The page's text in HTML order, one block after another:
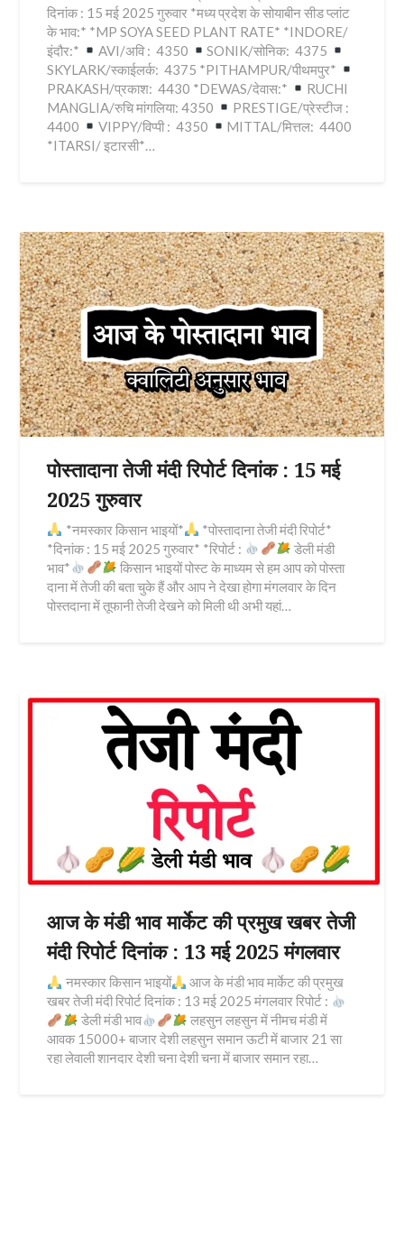
दिनांक : 15 मई 2025 गुरुवार *मध्य प्रदेश के सोयाबीन सीड प्लांट
के भाव:* *MP SOYA SEED PLANT RATE* *INDORE/
इंदौर:*
AVI/अवि : 4350
SONIK/सोनिक: 4375
SKYLARK/स्काईलर्क: 4375 *PITHAMPUR/पीथमपुर*
PRAKASH/प्रकाश: 4430 *DEWAS/देवास:*
RUCHI
MANGLIA/रुचि मांगलिया: 4350
PRESTIGE/प्रेस्टीज :
4400
VIPPY/विप्पी : 4350
MITTAL/मित्तल: 4400
*ITARSI/ इटारसी*…
पोस्तादाना तेजी मंदी रिपोर्ट दिनांक : 15 मई
2025 गुरुवार
*नमस्कार किसान भाइयों*
*पोस्तादाना तेजी मंदी रिपोर्ट*
*दिनांक : 15 मई 2025 गुरुवार* *रिपोर्ट :
डेली मंडी
भाव*
किसान भाइयों पोस्ट के माध्यम से हम आप को पोस्ता
दाना में तेजी की बता चुके हैं और आप ने देखा होगा मंगलवार के दिन
पोस्तदाना में तूफानी तेजी देखने को मिली थी अभी यहां…
आज के मंडी भाव मार्केट की प्रमुख खबर तेजी
मंदी रिपोर्ट दिनांक : 13 मई 2025 मंगलवार
नमस्कार किसान भाइयों
आज के मंडी भाव मार्केट की प्रमुख
खबर तेजी मंदी रिपोर्ट दिनांक : 13 मई 2025 मंगलवार रिपोर्ट :
डेली मंडी भाव
लहसुन लहसुन में नीमच मंडी में
आवक 15000+ बाजार देशी लहसुन समान ऊटी में बाजार 21 सा
रहा लेवाली शानदार देशी चना देशी चना में बाजार समान रहा…